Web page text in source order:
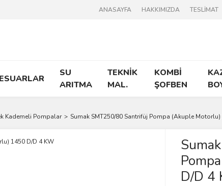
ANASAYFA HAKKIMIZDA TESLİMAT
SU
ARITMA
TEKNİK
MAL.
KOMBİ
ŞOFBEN
Kademeli Pompalar Sumak SMT250/80 Santrifüj Pompa (Akuple Motorlu)
D/D 4